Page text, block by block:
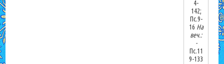
4-
142;
Пс.9-
16 На
веч.:
-
Пс.11
9-133